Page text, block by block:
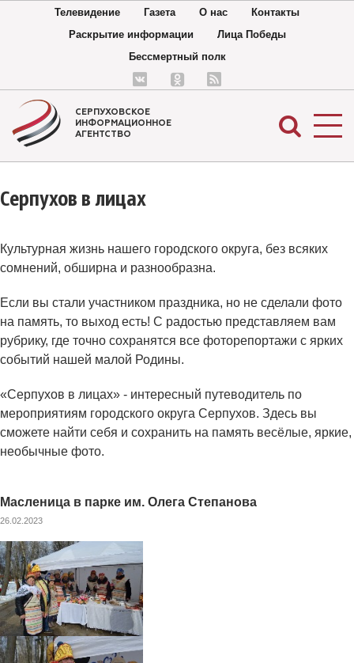
Телевидение Газета О нас
Контакты
Раскрытие информации
Лица Победы
Бессмертный полк
СЕРПУХОВСКОЕ
ИНФОРМАЦИОННОЕ
АГЕНТСТВО
Серпухов в лицах
Культурная жизнь нашего городского округа, без всяких
сомнений, обширна и разнообразна.
Если вы стали участником праздника, но не сделали фото
на память, то выход есть! С радостью представляем вам
рубрику, где точно сохранятся все фоторепортажи с ярких
событий нашей малой Родины.
«Серпухов в лицах» - интересный путеводитель по
мероприятиям городского округа Серпухов. Здесь вы
сможете найти себя и сохранить на память весёлые, яркие,
необычные фото.
Масленица в парке им. Олега Степанова
26.02.2023